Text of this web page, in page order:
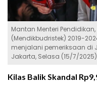
Mantan Menteri
(Mendikbudristek) 2019-
menjalani pemeriksaan di
Jakarta, Selasa (15/7/
Kilas Balik Skandal